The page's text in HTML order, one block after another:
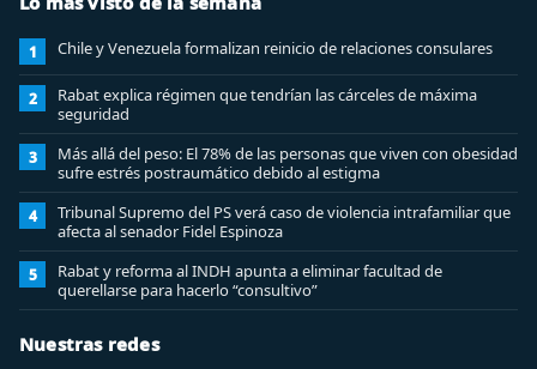
1 Chile y Venezuela formalizan reinicio de relaciones consulares
2
Rabat explica régimen que tendrían las cárceles de máxima
seguridad
3
Más allá del peso: El 78% de las personas que viven con obesidad
sufre estrés postraumático debido al estigma
4
Tribunal Supremo del PS verá caso de violencia intrafamiliar que
afecta al senador Fidel Espinoza
5
Rabat y reforma al INDH apunta a eliminar facultad de
querellarse para hacerlo “consultivo”
Nuestras redes